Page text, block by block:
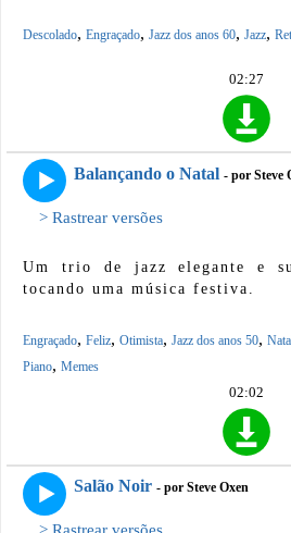
Descolado, Engraçado, Jazz dos anos 60, Jazz,
02:27
Balançando o Natal - por Steve
> Rastrear versões
Um trio de jazz elegante e
tocando uma música festiva.
Engraçado, Feliz, Otimista, Jazz dos anos 50,
Piano, Memes
02:02
Salão Noir - por Steve Oxen